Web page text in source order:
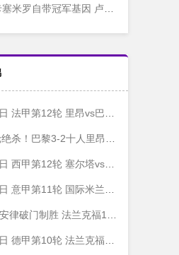
带冠军基因 卢克-肖成最佳拍档
第12轮 里昂vs巴黎圣日耳曼 全场录像
3-2十人里昂2分领跑 内维斯绝杀埃梅里K77破门
第12轮 塞尔塔vs巴塞罗那 全场录像
第11轮 国际米兰vs拉齐奥 全场录像
门制胜 法兰克福1-0美因茨终结三场不胜
第10轮 法兰克福vs美因茨 全场录像